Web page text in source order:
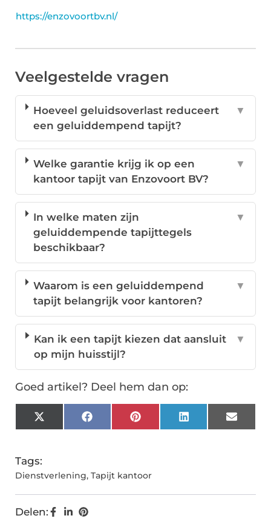
https://enzovoortbv.nl/
Veelgestelde vragen
Hoeveel geluidsoverlast reduceert
een geluiddempend tapijt?
▼
Welke garantie krijg ik op een
kantoor tapijt van Enzovoort BV?
▼
In welke maten zijn
geluiddempende tapijttegels
beschikbaar?
▼
Waarom is een geluiddempend
tapijt belangrijk voor kantoren?
▼
Kan ik een tapijt kiezen dat aansluit
op mijn huisstijl?
▼
Goed artikel? Deel hem dan op:
X
(Twitter)
FacebookPinterestLinkedInEmail
Tags:
Dienstverlening, Tapijt kantoor
Delen: